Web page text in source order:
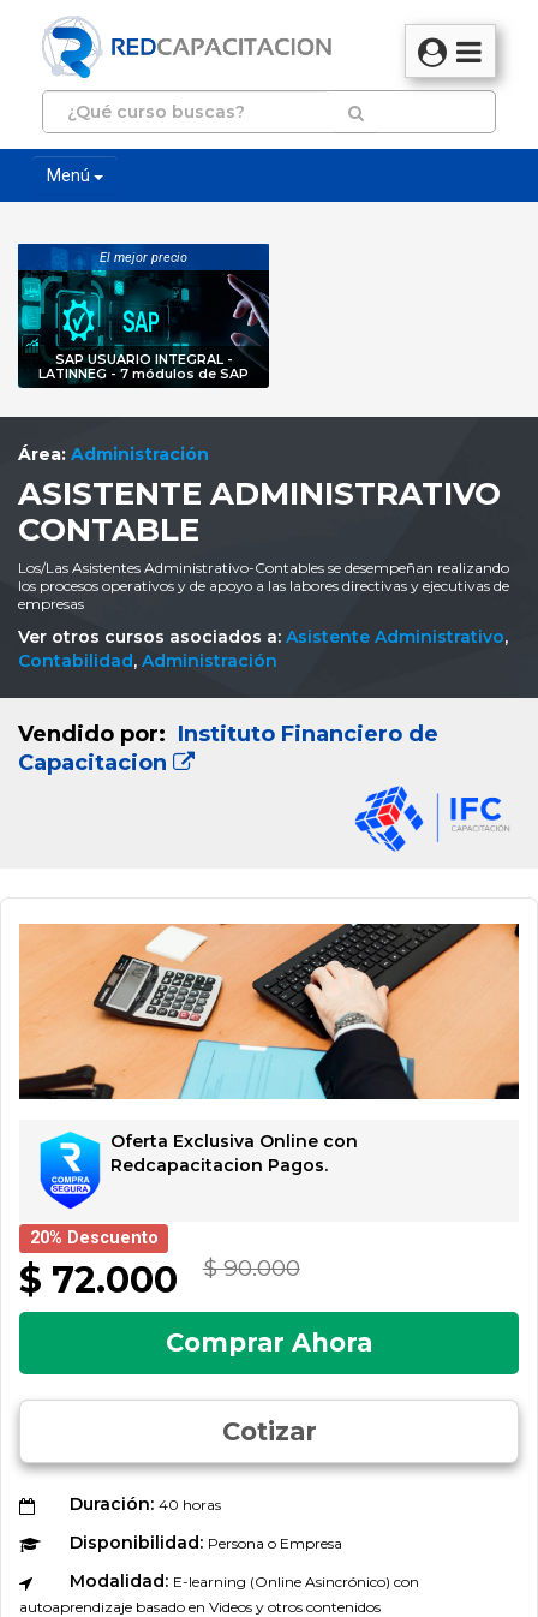
Menú
El mejor precio
SAP USUARIO INTEGRAL -
LATINNEG - 7 módulos de SAP
Área: Administración
ASISTENTE ADMINISTRATIVO
CONTABLE
Los/Las Asistentes Administrativo-Contables se desempeñan realizando
los procesos operativos y de apoyo a las labores directivas y ejecutivas de
empresas
Ver otros cursos asociados a: Asistente Administrativo,
Contabilidad, Administración
Vendido por: Instituto Financiero de
Capacitacion
Oferta Exclusiva Online con
Redcapacitacion Pagos.
20% Descuento
$ 72.000 $ 90.000
Comprar Ahora
Cotizar
Duración: 40 horas
Disponibilidad: Persona o Empresa
Modalidad: E-learning (Online Asincrónico) con
autoaprendizaje basado en Videos y otros contenidos